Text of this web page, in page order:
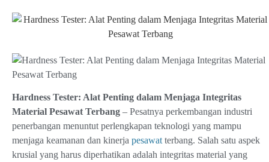
Hardness Tester: Alat Penting dalam Menjaga Integritas
Material Pesawat Terbang – Pesatnya perkembangan industri
penerbangan menuntut perlengkapan teknologi yang mampu
menjaga keamanan dan kinerja pesawat terbang. Salah satu aspek
krusial yang harus diperhatikan adalah integritas material yang